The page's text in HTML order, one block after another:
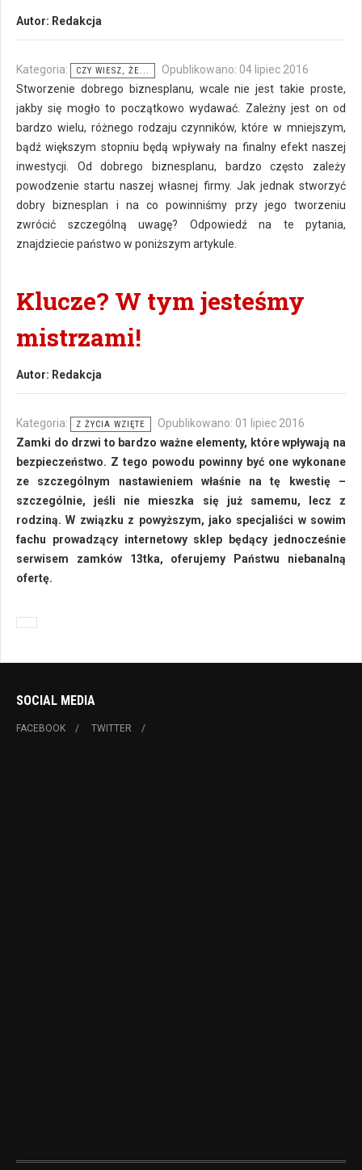
Autor: Redakcja
Kategoria: CZY WIESZ, ŻE...
Opublikowano: 04 lipiec 2016
Stworzenie dobrego biznesplanu, wcale nie jest takie proste,
jakby się mogło to początkowo wydawać. Zależny jest on od
bardzo wielu, różnego rodzaju czynników, które w mniejszym,
bądź większym stopniu będą wpływały na finalny efekt naszej
inwestycji. Od dobrego biznesplanu, bardzo często zależy
powodzenie startu naszej własnej firmy. Jak jednak stworzyć
dobry biznesplan i na co powinniśmy przy jego tworzeniu
zwrócić szczególną uwagę? Odpowiedź na te pytania,
znajdziecie państwo w poniższym artykule.
Klucze? W tym jesteśmy
mistrzami!
Autor: Redakcja
Kategoria: Z ŻYCIA WZIĘTE
Opublikowano: 01 lipiec 2016
Zamki do drzwi to bardzo ważne elementy, które wpływają na
bezpieczeństwo. Z tego powodu powinny być one wykonane
ze szczególnym nastawieniem właśnie na tę kwestię –
szczególnie, jeśli nie mieszka się już samemu, lecz z
rodziną. W związku z powyższym, jako specjaliści w sowim
fachu prowadzący internetowy sklep będący jednocześnie
serwisem zamków 13tka, oferujemy Państwu niebanalną
ofertę.
SOCIAL MEDIA
FACEBOOK TWITTER